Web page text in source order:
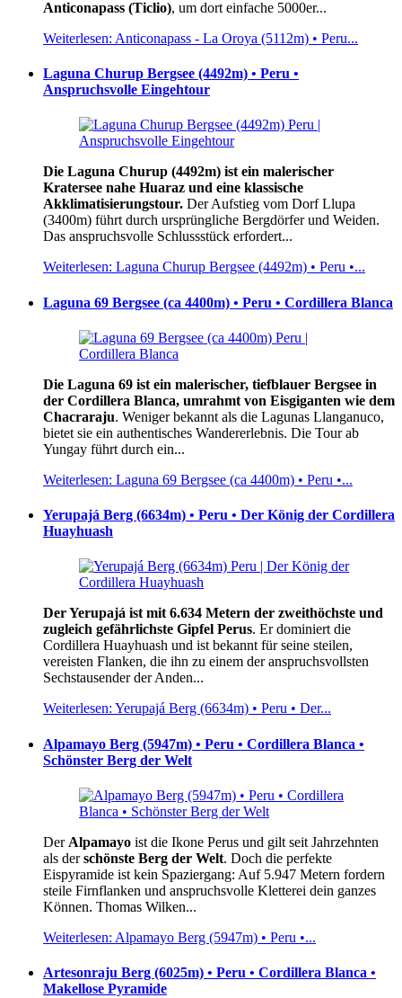
Anticonapass (Ticlio), um dort einfache 5000er...
Weiterlesen: Anticonapass - La Oroya (5112m) • Peru...
Laguna Churup Bergsee (4492m) • Peru •
Anspruchsvolle Eingehtour
Die Laguna Churup (4492m) ist ein malerischer
Kratersee nahe Huaraz und eine klassische
Akklimatisierungstour. Der Aufstieg vom Dorf Llupa
(3400m) führt durch ursprüngliche Bergdörfer und Weiden.
Das anspruchsvolle Schlussstück erfordert...
Weiterlesen: Laguna Churup Bergsee (4492m) • Peru •...
Laguna 69 Bergsee (ca 4400m) • Peru • Cordillera Blanca
Die Laguna 69 ist ein malerischer, tiefblauer Bergsee in
der Cordillera Blanca, umrahmt von Eisgiganten wie dem
Chacraraju. Weniger bekannt als die Lagunas Llanganuco,
bietet sie ein authentisches Wandererlebnis. Die Tour ab
Yungay führt durch ein...
Weiterlesen: Laguna 69 Bergsee (ca 4400m) • Peru •...
Yerupajá Berg (6634m) • Peru • Der König der Cordillera
Huayhuash
Der Yerupajá ist mit 6.634 Metern der zweithöchste und
zugleich gefährlichste Gipfel Perus. Er dominiert die
Cordillera Huayhuash und ist bekannt für seine steilen,
vereisten Flanken, die ihn zu einem der anspruchsvollsten
Sechstausender der Anden...
Weiterlesen: Yerupajá Berg (6634m) • Peru • Der...
Alpamayo Berg (5947m) • Peru • Cordillera Blanca •
Schönster Berg der Welt
Der Alpamayo ist die Ikone Perus und gilt seit Jahrzehnten
als derschönste Berg der Welt. Doch die perfekte
Eispyramide ist kein Spaziergang: Auf 5.947 Metern fordern
steile Firnflanken und anspruchsvolle Kletterei dein ganzes
Können. Thomas Wilken...
Weiterlesen: Alpamayo Berg (5947m) • Peru •...
Artesonraju Berg (6025m) • Peru • Cordillera Blanca •
Makellose Pyramide